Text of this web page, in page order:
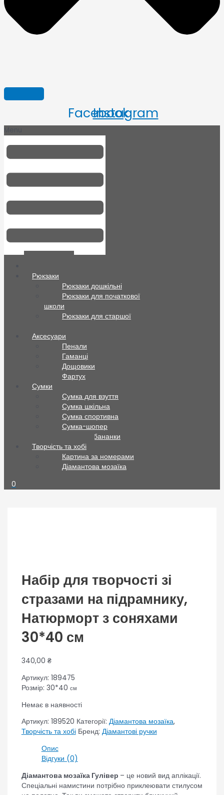
Facebook
Instagram
Рюкзаки
Рюкзаки дошкільні
Рюкзаки для початкової
школи
Рюкзаки для старшої
Аксесуари
Пенали
Гаманці
Дощовики
Фартух
Сумки
Сумка для взуття
Сумка шкільна
Сумка спортивна
Сумка-шопер
Сумки та бананки
Творчість та хобі
Картина за номерами
Діамантова мозаїка
0
Набір для творчості зі
стразами на підрамнику,
Натюрморт з соняхами
30*40 см
340,00 ₴
Артикул: 189475
Розмір: 30*40 см
Немає в наявності
Артикул: 189520 Категорії: Діамантова мозаїка,
Творчість та хобі Бренд: Діамантові ручки
Опис
Відгуки (0)
Діамантова мозаїка Гулівер – це новий вид аплікації.
Спеціальні намистини потрібно приклеювати стилусом